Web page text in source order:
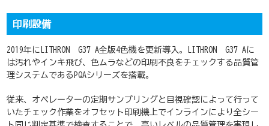
印刷設備
2019年にLITHRON G37 A全版4色機を更新導入。LITHRON G37 Aに
は汚れやインキ飛び、色ムラなどの印刷不良をチェックする品質管
理システムであるPQAシリーズを搭載。
従来、オペレーターの定期サンプリングと目視確認によって行って
いたチェック作業をオフセット印刷機上でインラインにより全シー